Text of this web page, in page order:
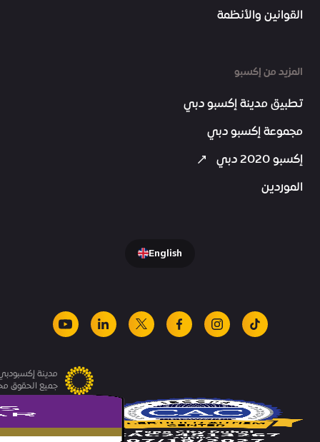
القوانين والأنظمة
المزيد من إكسبو
تطبيق مدينة إكسبو دبي
مجموعة إكسبو دبي
إكسبو 2020 دبي
الموردين
English
tiktok
instagram
facebook
x
linkedin
youtube
مدينة
جميع الحقوق